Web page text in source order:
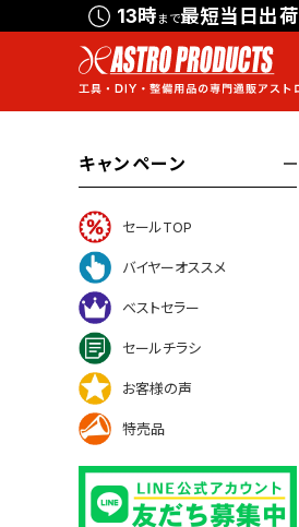
13時まで最短当日出荷
キャンペーン
セールTOP
バイヤーオススメ
ベストセラー
セールチラシ
お客様の声
特売品